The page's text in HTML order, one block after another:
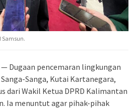
Samsun.
— Dugaan pencemaran lingkungan
Sanga, Kutai Kartanegara,
dari Wakil Ketua DPRD Kalimantan
Ia menuntut agar pihak-pihak